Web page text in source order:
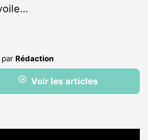
Rédaction
Voir les articles